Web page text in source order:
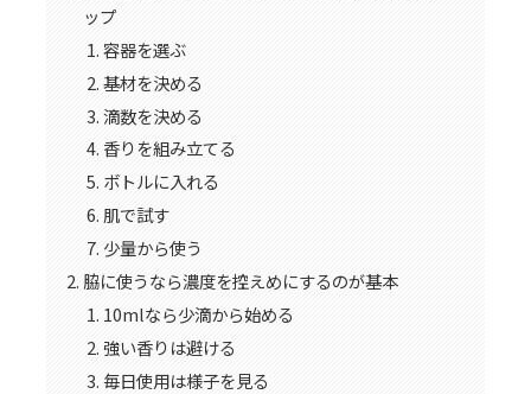
ップ
容器を選ぶ
基材を決める
滴数を決める
香りを組み立てる
ボトルに入れる
肌で試す
少量から使う
脇に使うなら濃度を控えめにするのが基本
10mlなら少滴から始める
強い香りは避ける
毎日使用は様子を見る